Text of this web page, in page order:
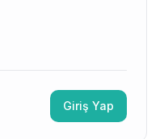
Giriş Yap